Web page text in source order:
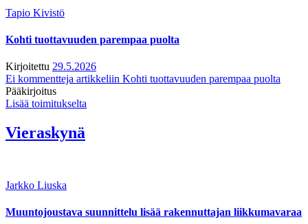
Tapio Kivistö
Kohti tuottavuuden parempaa puolta
Kirjoitettu 29.5.2026
Ei kommentteja artikkeliin Kohti tuottavuuden parempaa puolta
Pääkirjoitus
Lisää toimitukselta
Vieraskynä
Jarkko Liuska
Muuntojoustava suunnittelu lisää rakennuttajan liikkumavaraa